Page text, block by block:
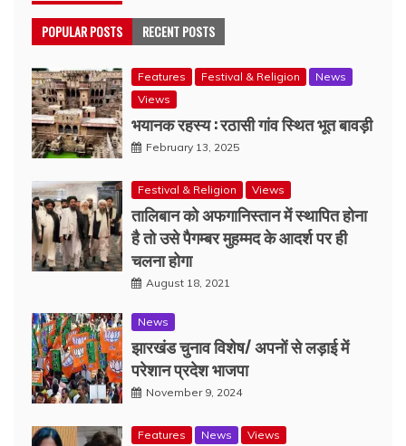
POPULAR POSTS RECENT POSTS
Features Festival & Religion
News
Views
भयानक रहस्य : रठासी गांव स्थित भूत बावड़ी
February 13, 2025
Festival & Religion Views
तालिबान को अफगानिस्तान में स्थापित होना
है तो उसे पैगम्बर मुहम्मद के आदर्श पर ही
चलना होगा
August 18, 2021
News
झारखंड चुनाव विशेष/ अपनों से लड़ाई में
परेशान प्रदेश भाजपा
November 9, 2024
Features News Views